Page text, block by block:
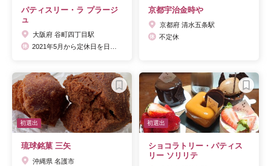
パティスリー・ラ プラージ
ュ
大阪府 谷町四丁目駅
京都宇治金時や
京都府 清水五条駅
不定休
初選出
琉球銘菓 三矢
沖縄県 名護市
初選出
ショコラトリー・パティス
リー ソリリテ